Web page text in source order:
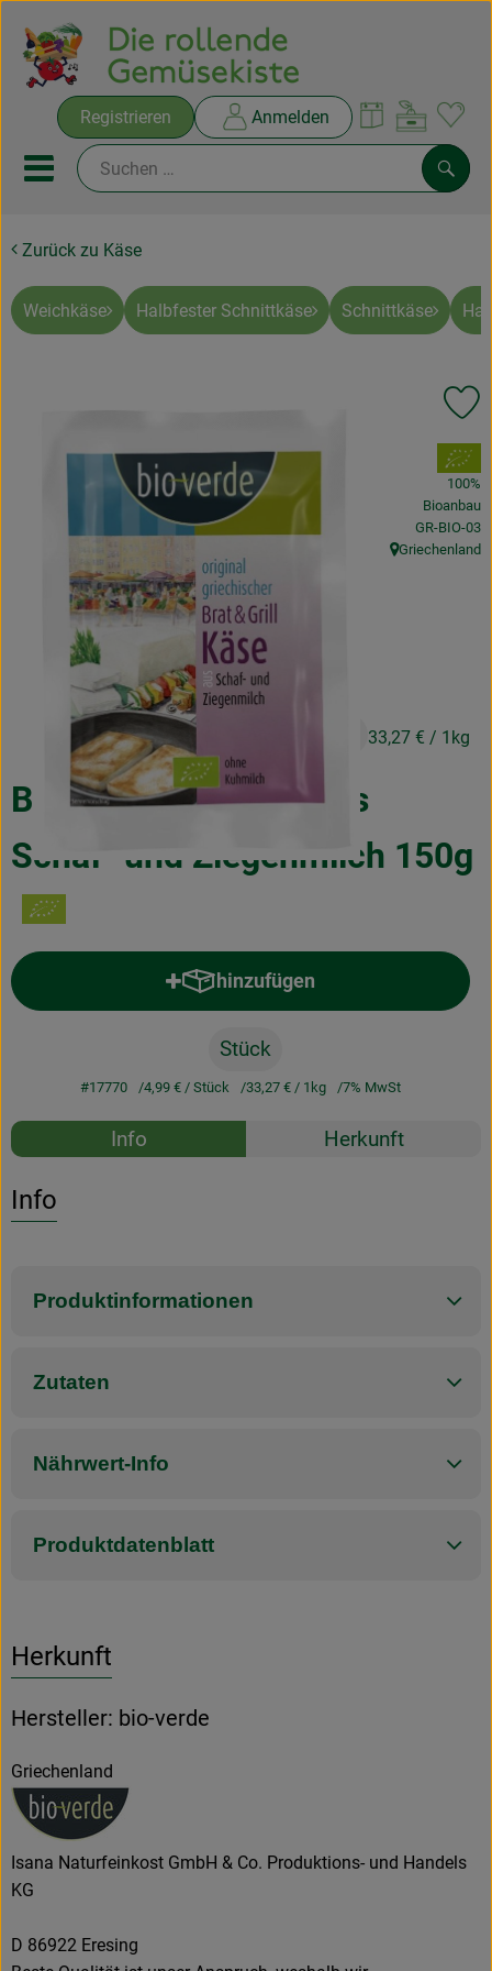
Registrieren Anmelden
Mobiles Menu öffnen oder
Ökokisten
Rezepte
Obst & Gemüse
Naturkost
Getränke
Drogerie & Diverses
Lieferservice
Zurück zu Käse
Weichkäse Halbfester Schnittkäse Schnittkäse
Brat- und Grillkäse aus
Schaf- und Ziegenmilch 150g
33,27 € / 1kg
, Verband:
100%
Bioanbau
,GR-BIO-03
, Herkunft:
Griechenland
hinzufügen
Produkt zum Warenkorb
Stück
#17770 4,99 € / Stück 33,27 € / 1kg 7% MwSt
Rezepte
Info Herkunft
Info
Produktinformationen
Zutaten
Nährwert-Info
Produktdatenblatt
Herkunft
Hersteller: bio-verde
Griechenland
Isana Naturfeinkost GmbH & Co. Produktions- und Handels
KG
D 86922 Eresing